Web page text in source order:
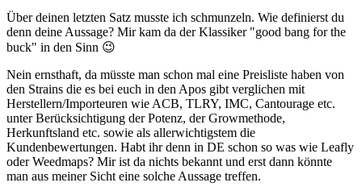
Über deinen letzten Satz musste ich schmunzeln. Wie definierst du
denn deine Aussage? Mir kam da der Klassiker "good bang for the
buck" in den Sinn 😉
Nein ernsthaft, da müsste man schon mal eine Preisliste haben von
den Strains die es bei euch in den Apos gibt verglichen mit
Herstellern/Importeuren wie ACB, TLRY, IMC, Cantourage etc.
unter Berücksichtigung der Potenz, der Growmethode,
Herkunftsland etc. sowie als allerwichtigstem die
Kundenbewertungen. Habt ihr denn in DE schon so was wie Leafly
oder Weedmaps? Mir ist da nichts bekannt und erst dann könnte
man aus meiner Sicht eine solche Aussage treffen.